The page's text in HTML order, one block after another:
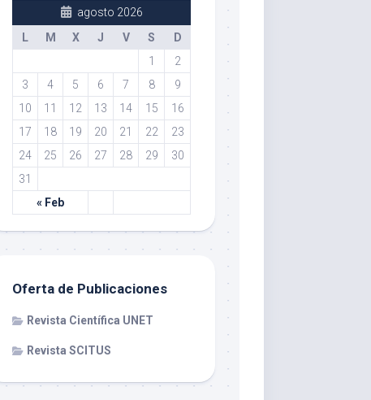
agosto 2026
L
M X J V S D
« Feb
1
2
3
4 5 6 7 8
9
10
11 12 13 14 15
16
17
18 19 20 21 22
23
24
25 26 27 28 29
30
31
Oferta de Publicaciones
Revista Científica UNET
Revista SCITUS